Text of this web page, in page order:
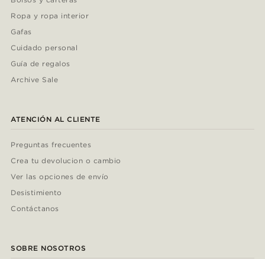
Ropa y ropa interior
Gafas
Cuidado personal
Guía de regalos
Archive Sale
ATENCIÓN AL CLIENTE
Preguntas frecuentes
Crea tu devolucion o cambio
Ver las opciones de envío
Desistimiento
Contáctanos
SOBRE NOSOTROS